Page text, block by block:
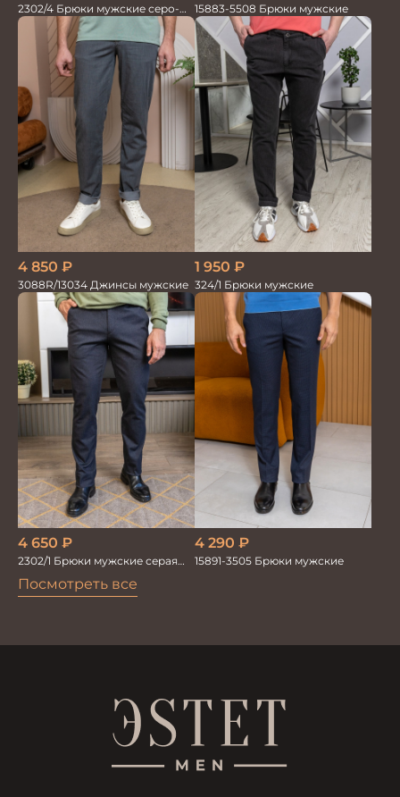
Посмотреть все
2302/4 Брюки мужские серо-
синие
15883-5508 Брюки мужские
4 850 ₽
3088R/13034 Джинсы мужские
1 950 ₽
324/1 Брюки мужские
4 650 ₽
2302/1 Брюки мужские серая
4 290 ₽
15891-3505 Брюки мужские